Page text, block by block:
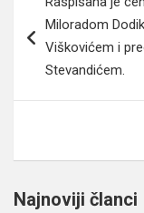
članaka
Miloradom
Viškovićem i
Stevandićem.
Najnoviji članci